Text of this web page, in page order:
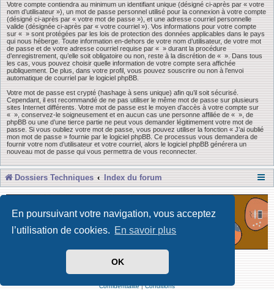
En poursuivant votre navigation, vous acceptez
l’utilisation de cookies. En savoir plus
OK
Votre compte contiendra au minimum un identifiant unique (désigné ci-après par « votre
nom d’utilisateur »), un mot de passe personnel utilisé pour la connexion à votre compte
(désigné ci-après par « votre mot de passe »), et une adresse courriel personnelle
valide (désignée ci-après par « votre courriel »). Vos informations pour votre compte
sur « » sont protégées par les lois de protection des données applicables dans le pays
qui nous héberge. Toute information en-dehors de votre nom d’utilisateur, de votre mot
de passe et de votre adresse courriel requise par « » durant la procédure
d’enregistrement, qu’elle soit obligatoire ou non, reste à la discrétion de « ». Dans tous
les cas, vous pouvez choisir quelle information de votre compte sera affichée
publiquement. De plus, dans votre profil, vous pouvez souscrire ou non à l’envoi
automatique de courriel par le logiciel phpBB.
Votre mot de passe est crypté (hashage à sens unique) afin qu’il soit sécurisé.
Cependant, il est recommandé de ne pas utiliser le même mot de passe sur plusieurs
sites Internet différents. Votre mot de passe est le moyen d’accès à votre compte sur
« », conservez-le soigneusement et en aucun cas une personne affiliée de « », de
phpBB ou une d’une tierce partie ne peut vous demander légitimement votre mot de
passe. Si vous oubliez votre mot de passe, vous pouvez utiliser la fonction « J’ai oublié
mon mot de passe » fournie par le logiciel phpBB. Ce processus vous demandera de
fournir votre nom d’utilisateur et votre courriel, alors le logiciel phpBB générera un
nouveau mot de passe qui vous permettra de vous reconnecter.
Dossiers Techniques Index du forum
Développé par Forum Software © phpBB Limited
Traduit par phpBB-fr
Confidentialité|Conditions